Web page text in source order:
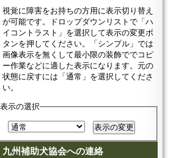
視覚に障害をお持ちの方用に表示切り替え
が可能です。ドロップダウンリストで「ハ
イコントラスト」を選択して表示の変更ボ
タンを押してください。「シンプル」では
画像表示を無くして最小限の装飾ででコピ
ー作業などに適した表示になります。元の
状態に戻すには「通常」を選択してくださ
い。
表示の選択
九州補助犬協会への連絡